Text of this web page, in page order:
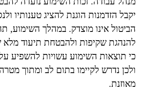
יקבל הזדמנות הוגנת להציג טענותיו
הביטול אינו מוצדק. במהלך השימוע,
להנהגת שקיפות ולהבטחת תיעוד מלא
כי תוצאות השימוע עשויות להשפיע
ולכן נדרש לקיימו בתום לב ומתוך
מאוזנת.